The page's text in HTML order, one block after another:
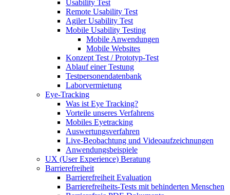
Usability Test
Remote Usability Test
Agiler Usability Test
Mobile Usability Testing
Mobile Anwendungen
Mobile Websites
Konzept Test / Prototyp-Test
Ablauf einer Testung
Testpersonendatenbank
Laborvermietung
Eye-Tracking
Was ist Eye Tracking?
Vorteile unseres Verfahrens
Mobiles Eyetracking
Auswertungsverfahren
Live-Beobachtung und Videoaufzeichnungen
Anwendungsbeispiele
UX (User Experience) Beratung
Barrierefreiheit
Barrierefreiheit Evaluation
Barrierefreiheits-Tests mit behinderten Menschen